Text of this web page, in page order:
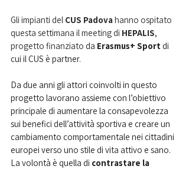
Gli impianti del CUS Padova hanno ospitato
questa settimana il meeting di HEPALIS,
progetto finanziato da Erasmus+ Sport di
cui il CUS è partner.
Da due anni gli attori coinvolti in questo
progetto lavorano assieme con l’obiettivo
principale di aumentare la consapevolezza
sui benefici dell’attività sportiva e creare un
cambiamento comportamentale nei cittadini
europei verso uno stile di vita attivo e sano.
La volontà è quella di contrastare la